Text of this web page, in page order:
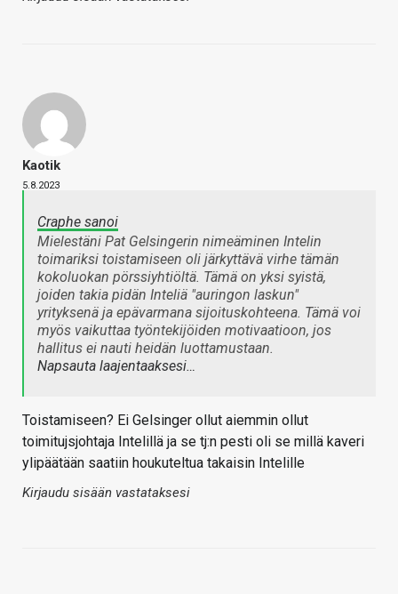
Kaotik
5.8.2023
Craphe sanoi
Mielestäni Pat Gelsingerin nimeäminen Intelin
toimariksi toistamiseen oli järkyttävä virhe tämän
kokoluokan pörssiyhtiöltä. Tämä on yksi syistä,
joiden takia pidän Inteliä "auringon laskun"
yrityksenä ja epävarmana sijoituskohteena. Tämä voi
myös vaikuttaa työntekijöiden motivaatioon, jos
hallitus ei nauti heidän luottamustaan.
Napsauta laajentaaksesi…
Toistamiseen? Ei Gelsinger ollut aiemmin ollut
toimitujsjohtaja Intelillä ja se tj:n pesti oli se millä kaveri
ylipäätään saatiin houkuteltua takaisin Intelille
Kirjaudu sisään vastataksesi